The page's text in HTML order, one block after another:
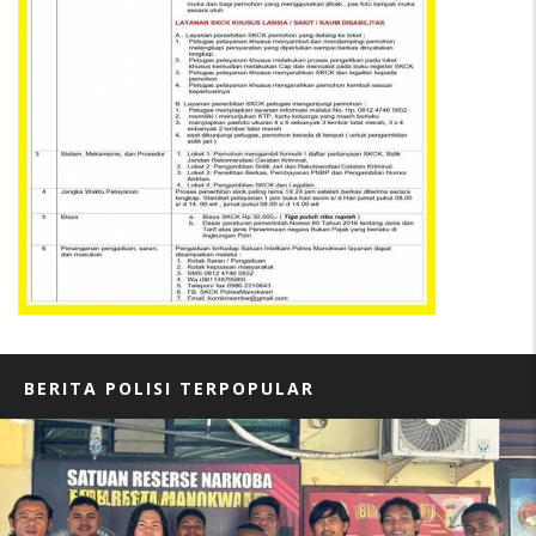
BERITA POLISI TERPOPULAR